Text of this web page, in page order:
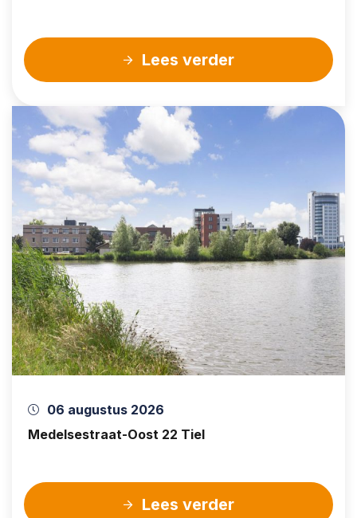
Lees verder
06 augustus 2026
Medelsestraat-Oost 22 Tiel
Lees verder